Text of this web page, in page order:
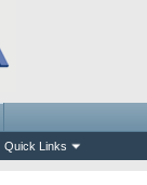
Quick Links